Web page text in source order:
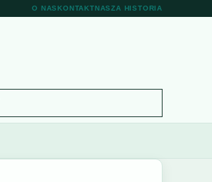
O NASKONTAKTNASZA HISTORIA